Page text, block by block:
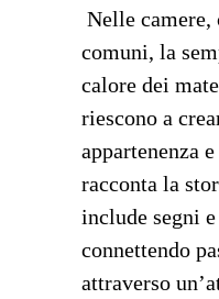
Nelle camere,
comuni, la
calore dei
riescono a
appartenenza
racconta la
include segni
connettendo
attraverso